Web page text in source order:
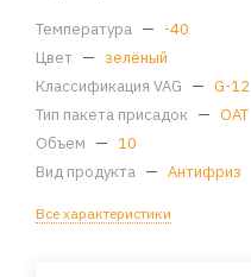
Температура — -40
Цвет — зелёный
Классификация VAG — G-12
Тип пакета присадок — OAT
Объем — 10
Вид продукта — Антифриз
Все характеристики